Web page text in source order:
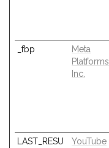
_fbp
Meta
Platforms,
Inc.
LAST_RESU
YouTube